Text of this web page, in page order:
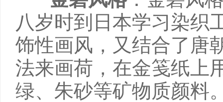
八岁时到日本学习染织
饰性画风，又结合了唐
法来画荷，在金笺纸上
绿、朱砂等矿物质颜料